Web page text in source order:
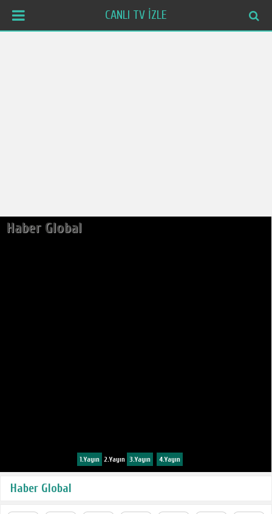
CANLI TV İZLE
Haber Global
1.Yayın 2.Yayın 3.Yayın 4.Yayın
Haber Global